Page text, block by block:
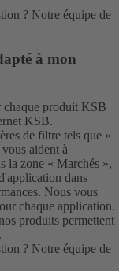
? Notre équipe de
à mon
chaque produit KSB
KSB.
de filtre tels que «
aident à
la zone « Marchés »,
dans
Nous vous
chaque application.
produits permettent
? Notre équipe de